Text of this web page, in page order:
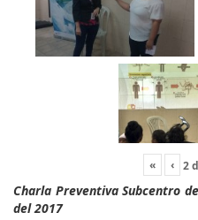
« ‹ 2
Charla Preventiva Subcentro
del 2017